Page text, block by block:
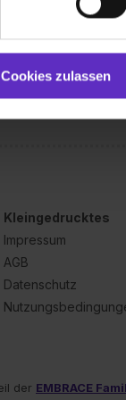
bereitgestellt hast
auch damit
und hierfür
a) DS-GVO). Die
dir erteilte
dem Punkt
du durch Klick
Cookies zulassen
Kleingedrucktes
Impressum
AGB
Datenschutz
der EMBRACE